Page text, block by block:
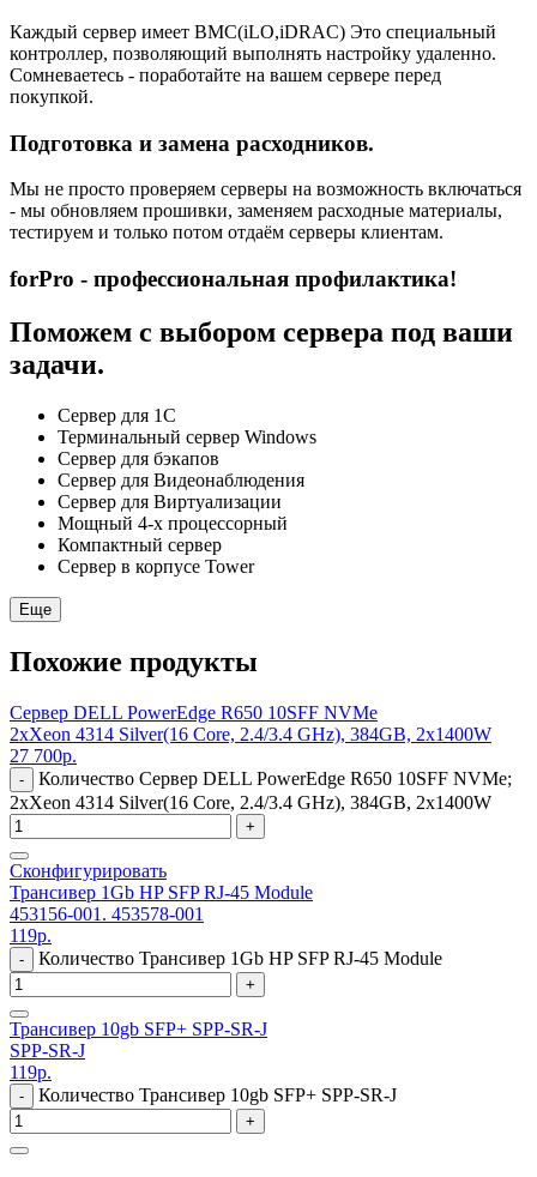
Каждый сервер имеет BMC(iLO,iDRAC) Это специальный
контроллер, позволяющий выполнять настройку удаленно.
Сомневаетесь - поработайте на вашем сервере перед
покупкой.
Подготовка и замена расходников.
Мы не просто проверяем серверы на возможность включаться
- мы обновляем прошивки, заменяем расходные материалы,
тестируем и только потом отдаём серверы клиентам.
forPro - профессиональная профилактика!
Поможем с выбором сервера под ваши
задачи.
Сервер для 1С
Терминальный сервер Windows
Сервер для бэкапов
Сервер для Видеонаблюдения
Сервер для Виртуализации
Мощный 4-х процессорный
Компактный сервер
Сервер в корпусе Tower
Еще
Похожие продукты
Сервер DELL PowerEdge R650 10SFF NVMe
2xXeon 4314 Silver(16 Core, 2.4/3.4 GHz), 384GB, 2x1400W
27 700р.
-
Количество Сервер DELL PowerEdge R650 10SFF NVMe;
2xXeon 4314 Silver(16 Core, 2.4/3.4 GHz), 384GB, 2x1400W
+
Сконфигурировать
Трансивер 1Gb HP SFP RJ-45 Module
453156-001. 453578-001
119р.
- Количество Трансивер 1Gb HP SFP RJ-45 Module
+
Трансивер 10gb SFP+ SPP-SR-J
SPP-SR-J
119р.
- Количество Трансивер 10gb SFP+ SPP-SR-J
+